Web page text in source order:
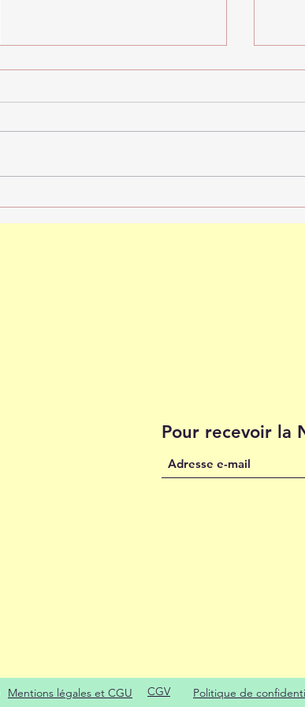
Recevoir en confiance
Pour recevoir la
Mentions légales et CGU CGV Politique de